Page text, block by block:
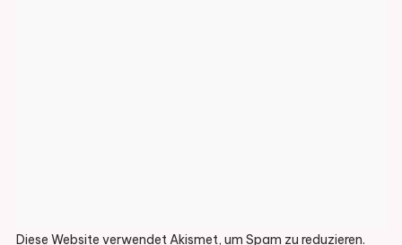
Diese Website verwendet Akismet, um Spam zu reduzieren.